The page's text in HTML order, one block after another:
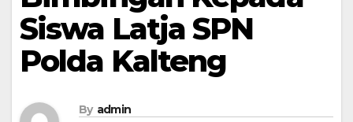
Siswa Latja SPN
Polda Kalteng
By admin